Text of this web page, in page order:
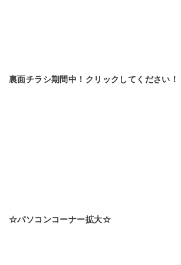
裏面チラシ期間中！クリックしてください！
☆パソコンコーナー拡大☆